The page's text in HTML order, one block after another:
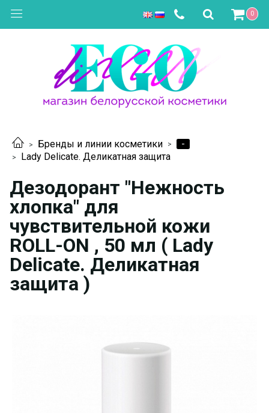
0
Бренды и линии косметики
-
Lady Delicate. Деликатная защита
Дезодорант "Нежность
хлопка" для
чувствительной кожи
ROLL-ON , 50 мл ( Lady
Delicate. Деликатная
защита )